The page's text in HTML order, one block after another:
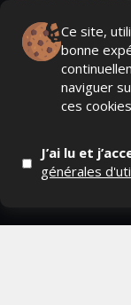
Ce site,
bonne
naviguer
ces
J’ai lu et
générales
Actualités Média,
Distrib, Dossier,
Marques avenue,
People, Métier,
RESTER